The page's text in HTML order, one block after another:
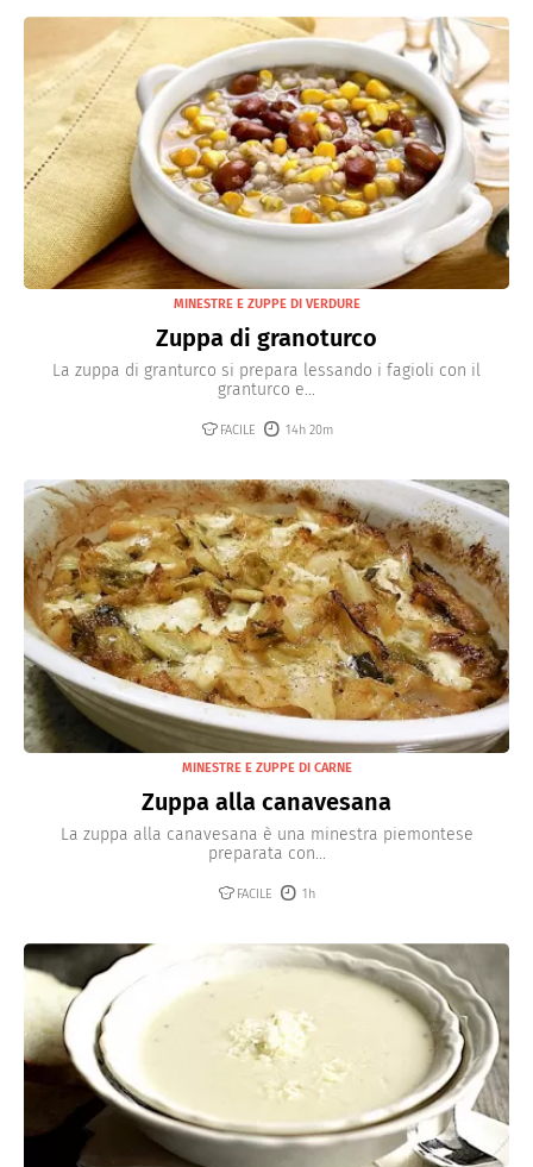
MINESTRE E ZUPPE DI VERDURE
Zuppa di granoturco
La zuppa di granturco si prepara lessando i fagioli con il
granturco e...
FACILE 14h 20m
MINESTRE E ZUPPE DI CARNE
Zuppa alla canavesana
La zuppa alla canavesana è una minestra piemontese
preparata con...
FACILE 1h